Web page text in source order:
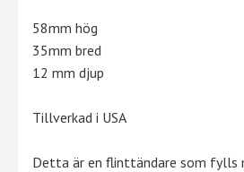
58mm hög
35mm bred
12 mm djup
Tillverkad i USA
Detta är en flinttändare som fylls